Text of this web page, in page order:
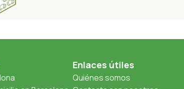
Enlaces útiles
Quiénes somos